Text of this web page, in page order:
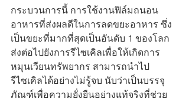
กระบวนการนี้ การใช้งานฟิล์มถนอน
อาหารที่ส่งผลดีในการลดขยะอาหาร ซึ่ง
เป็นขยะที่มากที่สุดเป็นอันดับ 1 ของโลก
ส่งต่อไปยังการรีไซเคิลเพื่อให้เกิดการ
หมุนเวียนทรัพยากร สามารถนำไป
รีไซเคิลได้อย่างไม่รู้จบ นับว่าเป็นบรรจุ
ภัณฑ์เพื่อความยั่งยืนอย่างแท้จริงที่ช่วย